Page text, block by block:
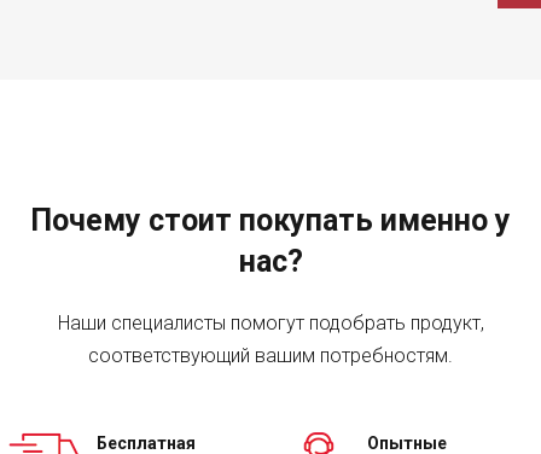
Почему стоит покупать именно у
нас?
Наши специалисты помогут подобрать продукт,
соответствующий вашим потребностям.
Бесплатная
Опытные